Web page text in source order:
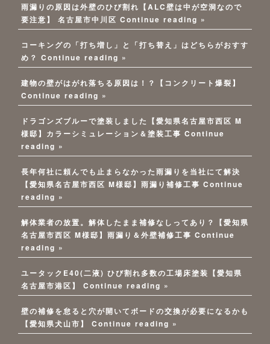
雨漏りの原因は外壁のひび割れ【ALC壁は中が空洞なので
要注意】 名古屋市中川区 Continue reading »
コーキングの「打ち増し」と「打ち替え」はどちらがおすす
め？ Continue reading »
建物の壁がはがれ落ちる原因は！？【コンクリート爆裂】
Continue reading »
ドラゴンズブルーで塗装しました【愛知県名古屋市西区 M
様邸】カラーシミュレーション＆塗装工事 Continue
reading »
長年何社に頼んでも止まらなかった雨漏りを当社にて解決
【愛知県名古屋市西区 M様邸】雨漏り補修工事 Continue
reading »
解体業者の放置。解体したまま補修なしってあり？【愛知県
名古屋市西区 M様邸】雨漏り＆外壁補修工事 Continue
reading »
ユータックE40(二液) ひび割れ多数の工場床塗装【愛知県
名古屋市港区】
Continue reading »
壁の補修を怠ると穴が開いてボードの交換が必要になるかも
【愛知県犬山市】
Continue reading »